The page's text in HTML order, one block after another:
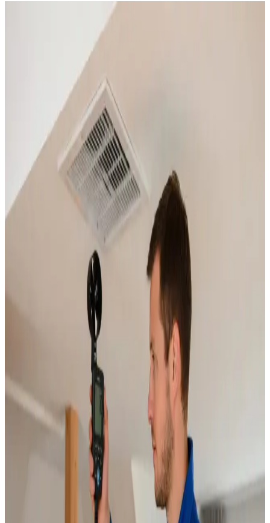
Hvad kan vi hjælpe dig med i
Professionel installation af ventilationsanlæg til boliger
og erhverv i Silkeborg. Alle mærker.
Rens
Grundig rensning af ventilationskanaler, ventiler og
aggregater i Silkeborg.